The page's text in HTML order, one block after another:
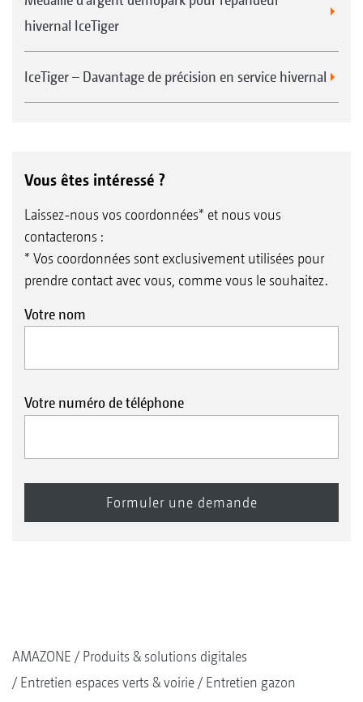
hivernal IceTiger
IceTiger – Davantage de précision en service hivernal
Vous êtes intéressé ?
Laissez-nous vos coordonnées* et nous vous
contacterons :
* Vos coordonnées sont exclusivement utilisées pour
prendre contact avec vous, comme vous le souhaitez.
Votre nom
Votre numéro de téléphone
AMAZONE
Produits & solutions digitales
Entretien espaces verts & voirie
Entretien gazon